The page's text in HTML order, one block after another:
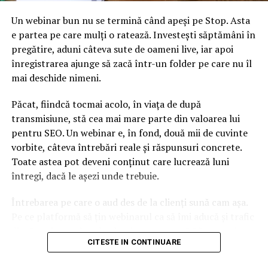
INTERZISE la plată. Cardurile VISA sunt respinse la plată
în toată Europa, inclusiv România
Un webinar bun nu se termină când apeși pe Stop. Asta
e partea pe care mulți o ratează. Investești săptămâni în
pregătire, aduni câteva sute de oameni live, iar apoi
înregistrarea ajunge să zacă într-un folder pe care nu îl
mai deschide nimeni.
Păcat, fiindcă tocmai acolo, în viața de după
transmisiune, stă cea mai mare parte din valoarea lui
pentru SEO. Un webinar e, în fond, două mii de cuvinte
vorbite, câteva întrebări reale și răspunsuri concrete.
Toate astea pot deveni conținut care lucrează luni
întregi, dacă le așezi unde trebuie.
Întrebarea pe care o aud des de la clienți sună cam așa.
din Google, nu doar lead-uri pe moment? Răspunsul
scurt e că platforma contează, dar nu în felul în care
CITESTE IN CONTINUARE